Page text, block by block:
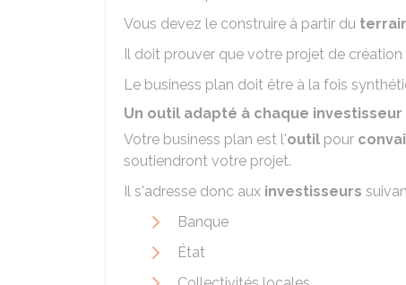
Vous devez le construire à partir du
Il doit prouver que votre projet de
Le business plan doit être à la fois
Un outil adapté à chaque investisseur
Votre business plan est l'outil pour
soutiendront votre projet.
Il s'adresse donc aux investisseurs
Banque
État